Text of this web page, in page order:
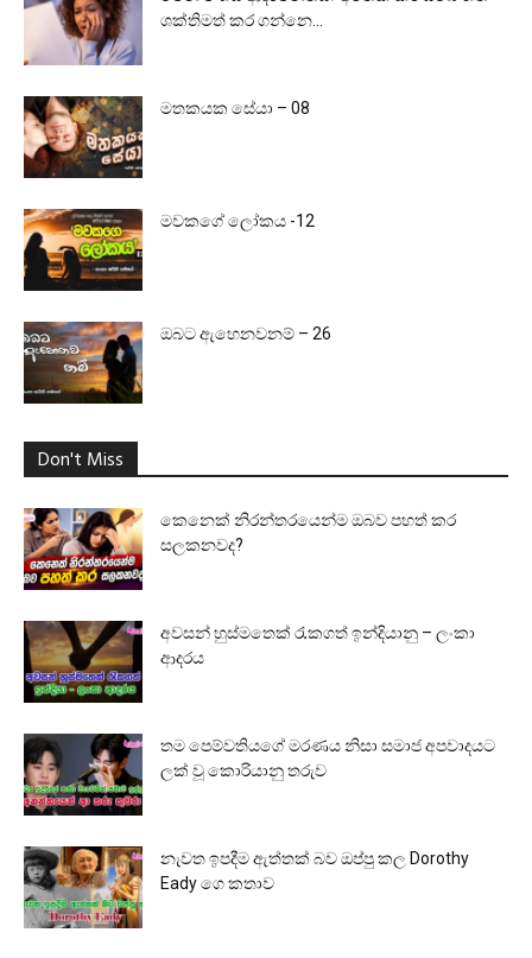
ශක්තිමත් කර ගන්නෙ...
මතකයක සේයා – 08
මවකගේ ලෝකය -12
ඔබට ඇහෙනවනම් – 26
Don't Miss
කෙනෙක් නිරන්තරයෙන්ම ඔබව පහත් කර
සලකනවද?
අවසන් හුස්මතෙක් රැකගත් ඉන්දියානු – ලංකා
ආදරය
තම පෙම්වතියගේ මරණය නිසා සමාජ අපවාදයට
ලක් වූ කොරියානු තරුව
නැවත ඉපදීම ඇත්තක් බව ඔප්පු කල Dorothy
Eady ගෙ කතාව